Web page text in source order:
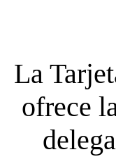
La
ofrece